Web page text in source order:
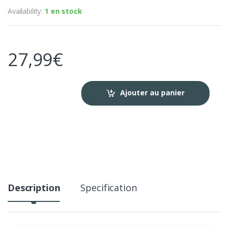
Availability: 1 en stock
27,99€
Ajouter au panier
Description Specification